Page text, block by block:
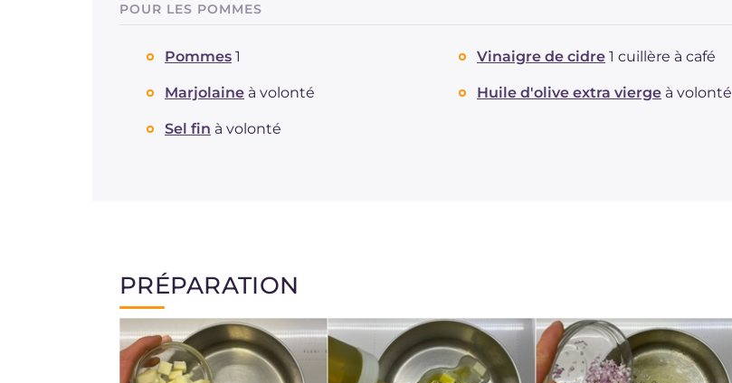
POUR LES POMMES
Pommes 1 Vinaigre de cidre 1 cuillère à café
Marjolaine à volonté Huile d'olive extra vierge à volonté
Sel fin à volonté
PRÉPARATION